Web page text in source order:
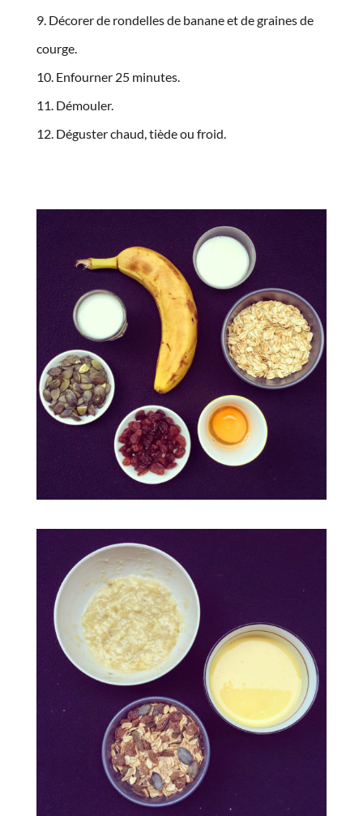
Décorer de rondelles de banane et de graines de
courge.
Enfourner 25 minutes.
Démouler.
Déguster chaud, tiède ou froid.